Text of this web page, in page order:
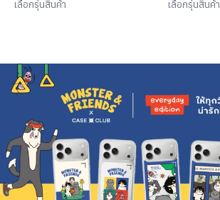
เลือกรุ่นสินค้า เลือกรุ่นสินค้า